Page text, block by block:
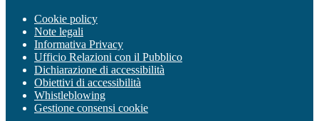
Cookie policy
Note legali
Informativa Privacy
Ufficio Relazioni con il Pubblico
Dichiarazione di accessibilità
Obiettivi di accessibilità
Whistleblowing
Gestione consensi cookie